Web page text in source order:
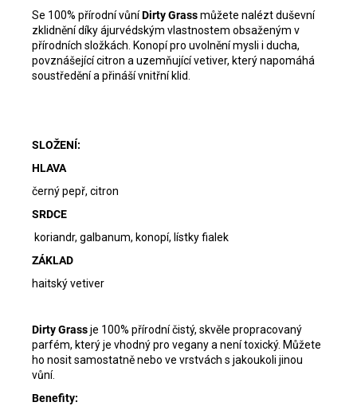
Se 100% přírodní vůníDirty Grassmůžete nalézt duševní
zklidnění díky ájurvédským vlastnostem obsaženým v
přírodních složkách. Konopí pro uvolnění mysli i ducha,
povznášející citron a uzemňující vetiver, který napomáhá
soustředění a přináší vnitřní klid.
SLOŽENÍ:
HLAVA
černý pepř, citron
SRDCE
koriandr, galbanum, konopí, lístky fialek
ZÁKLAD
haitský vetiver
Dirty Grassje 100% přírodní čistý, skvěle propracovaný
parfém, který je vhodný pro vegany a není toxický. Můžete
ho nosit samostatně nebo ve vrstvách s jakoukoli jinou
vůní.
Benefity: